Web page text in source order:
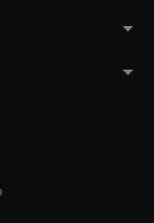
arrow_drop_down
arrow_drop_down